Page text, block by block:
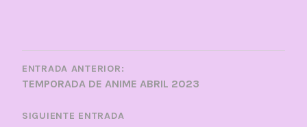
NAVEGACIÓN
DE
ENTRADAS
ENTRADA ANTERIOR:
TEMPORADA DE ANIME ABRIL 2023
SIGUIENTE ENTRADA